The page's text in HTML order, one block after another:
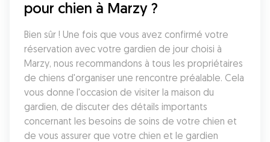
pour chien à Marzy ?
Bien sûr ! Une fois que vous avez confirmé votre
réservation avec votre gardien de jour choisi à
Marzy, nous recommandons à tous les propriétaires
de chiens d'organiser une rencontre préalable. Cela
vous donne l'occasion de visiter la maison du
gardien, de discuter des détails importants
concernant les besoins de soins de votre chien et
de vous assurer que votre chien et le gardien